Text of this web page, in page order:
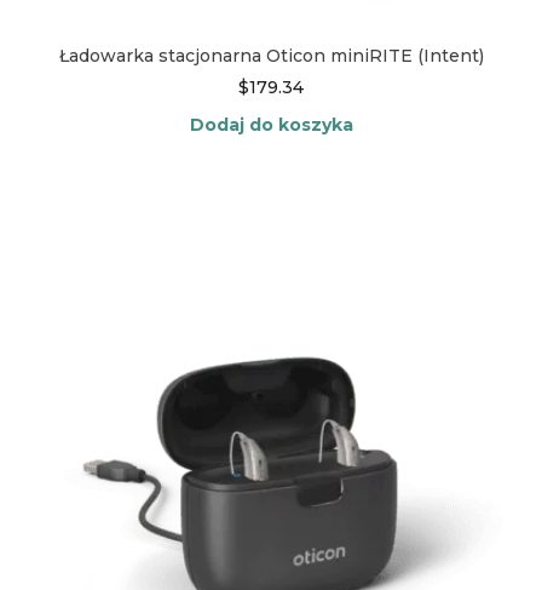
Ładowarka stacjonarna Oticon miniRITE (Intent)
$179.34
Dodaj do koszyka